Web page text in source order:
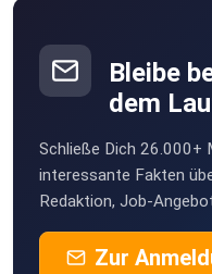
Bleibe
dem
Schließe Dich 26.000+
interessante Fakten
Redaktion, Job-
Zur